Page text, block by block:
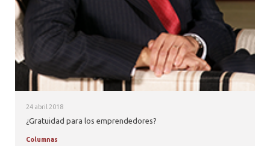
24 abril 2018
¿Gratuidad para los emprendedores?
Columnas